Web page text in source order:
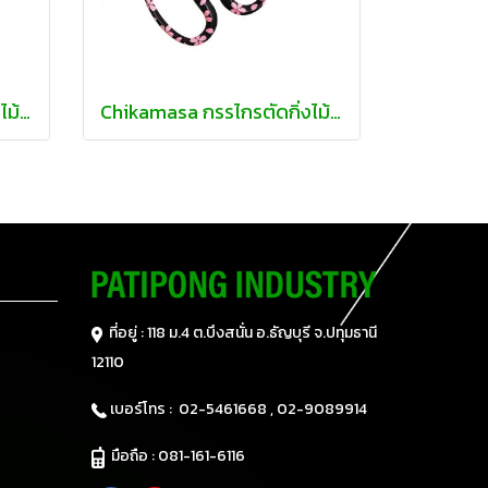
Chikamasa กรรไกรตัดกิ่งไม้ จัดดอกไม้ Chikamasa กรรไกรตัดกิ่งไม้ จัดดอกไม้
ที่อยู่ : 118 ม.4 ต.บึงสนั่น อ.ธัญบุรีจ.ปทุมธานี
12110
เบอร์โทร : 02-5461668 ,02-9089914
มือถือ :081-161-6116